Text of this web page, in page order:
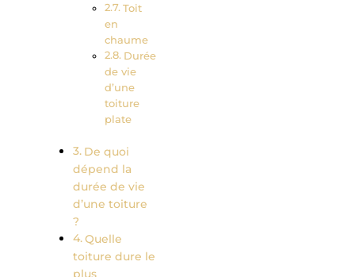
Toit
en
chaume
Durée
de vie
d’une
toiture
plate
De quoi
dépend la
durée de vie
d’une toiture
?
Quelle
toiture dure le
plus